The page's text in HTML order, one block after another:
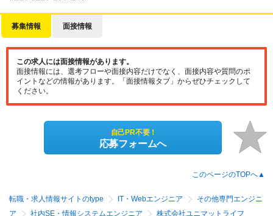
募集情報 面接情報
この求人には面接情報があります。
面接情報には、選考フローや面接内容だけでなく、面接内容や質問のポ
イントなどの情報があります。「面接情報タブ」からぜひチェックして
ください。
自己PR不要！
応募フォームへ
このページのTOPへ▲
転職・求人情報サイトのtype IT・Webエンジニア
その他専門エンジニ
ア
社内SE・情報システムエンジニア
株式会社ユニマットライフ